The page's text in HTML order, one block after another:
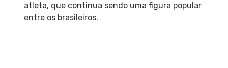
atleta, que continua sendo uma figura popular
entre os brasileiros.